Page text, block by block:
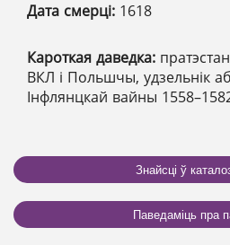
Дата смерці: 1618
Кароткая даведка:
ВКЛ і Польшчы, удзельнік
Інфлянцкай вайны
Знайсці ў
Паведаміць пра